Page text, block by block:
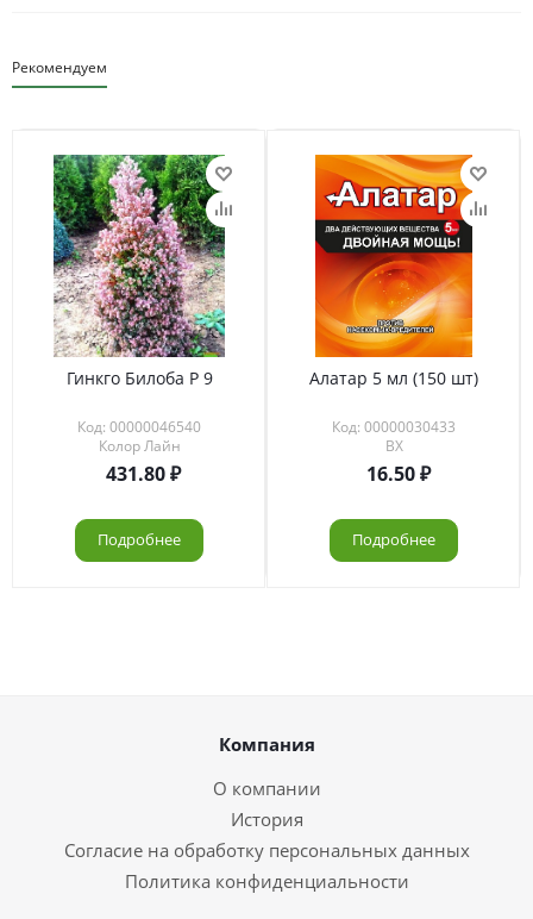
Рекомендуем
Гинкго Билоба Р 9
Код: 00000046540
Колор Лайн
431.80
Подробнее
Алатар 5 мл (150 шт)
Код: 00000030433
ВХ
16.50
Подробнее
Компания
О компании
История
Согласие на обработку персональных данных
Политика конфиденциальности